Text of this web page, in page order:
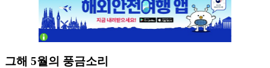
그해 5월의 풍금소리